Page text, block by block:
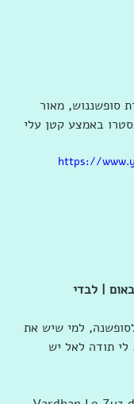
סופשננוש, מאור
באמצע קטן עלי
https://
| לבדי
למי שיש את
לי תודה לאל יש